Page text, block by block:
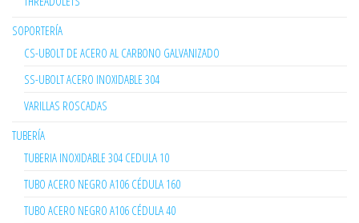
SOPORTERÍA
CS-UBOLT DE ACERO AL CARBONO GALVANIZADO
SS-UBOLT ACERO INOXIDABLE 304
VARILLAS ROSCADAS
TUBERÍA
TUBERIA INOXIDABLE 304 CEDULA 10
TUBO ACERO NEGRO A106 CÉDULA 160
TUBO ACERO NEGRO A106 CÉDULA 40